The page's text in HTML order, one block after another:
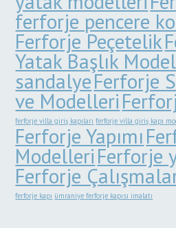
ferforje pencere
Ferforje Peçetelik
Yatak Başlık
sandalyeFerforje
ve Modelleri
ferforje villa giriş kapıları ferforje villa giriş kapı
Ferforje Yapımı
ModelleriFerforje
Ferforje
ferforje kapı ümraniye ferforje kapısı imalatı